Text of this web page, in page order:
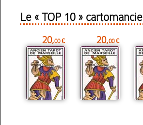
Le « TOP 10 » cartomancie
20,00 € 20,00 €